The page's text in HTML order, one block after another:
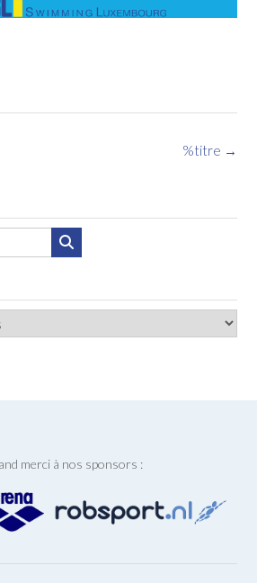
%titre →
merci à nos sponsors :